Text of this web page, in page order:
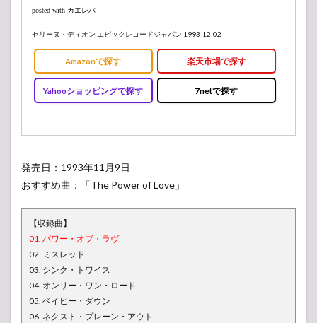
posted with カエレバ
セリーヌ・ディオン エピックレコードジャパン 1993-12-02
Amazonで探す 楽天市場で探す
Yahooショッピングで探す 7netで探す
発売日：1993年11月9日
おすすめ曲：「The Power of Love」
【収録曲】
01. パワー・オブ・ラヴ
02. ミスレッド
03. シンク・トワイス
04. オンリー・ワン・ロード
05. ベイビー・ダウン
06. ネクスト・プレーン・アウト